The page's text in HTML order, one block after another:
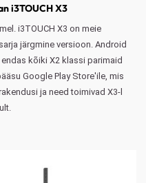
i3TOUCH X3
i3TOUCH X3 on meie
järgmine versioon. Android
kõiki X2 klassi parimaid
Google Play Store'ile, mis
ja need toimivad X3-l